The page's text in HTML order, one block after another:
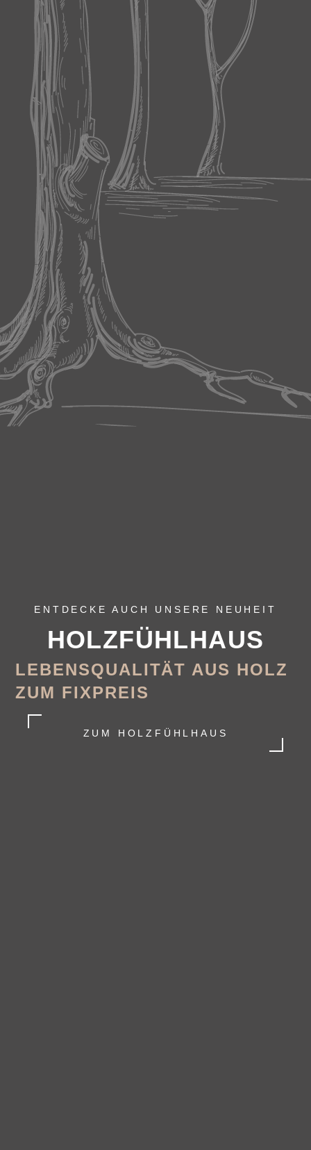
ENTDECKE AUCH UNSERE NEUHEIT
HOLZFÜHL­HAUS
LEBENSQUALITÄT AUS HOLZ
ZUM FIXPREIS
ZUM HOLZFÜHLHAUS